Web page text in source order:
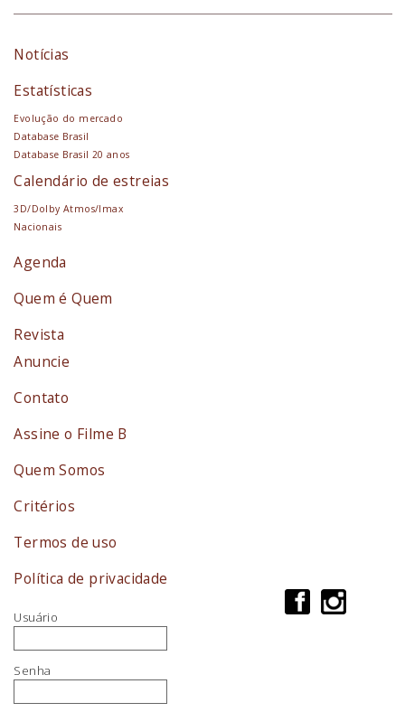
Notícias
Estatísticas
Evolução do mercado
Database Brasil
Database Brasil 20 anos
Calendário de estreias
3D/Dolby Atmos/Imax
Nacionais
Agenda
Quem é Quem
Revista
Anuncie
Contato
Assine o Filme B
Quem Somos
Critérios
Termos de uso
Política de privacidade
Usuário
Senha